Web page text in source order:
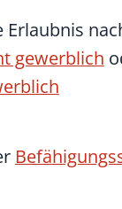
Erlaubnis
gewerblich